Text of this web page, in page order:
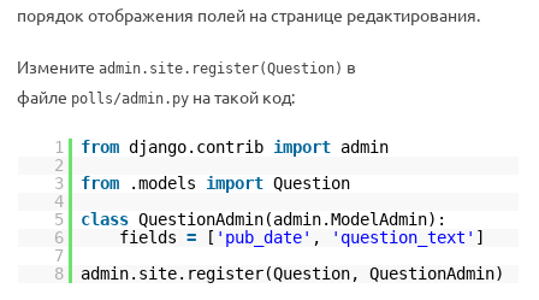
порядок отображения полей на странице редактирования.
Измените admin.site.register(Question) в
файле polls/admin.py на такой код:
1 from django.contrib import admin
2
3
from .models import Question
4
5
class QuestionAdmin(admin.ModelAdmin):
6
fields = [ 'pub_date' , 'question_text' ]
7
8
admin.site.register(Question, QuestionAdmin)